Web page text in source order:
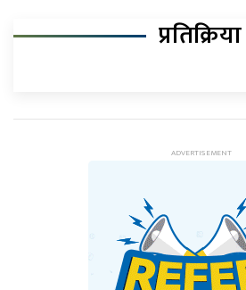
प्रतिक्रिया